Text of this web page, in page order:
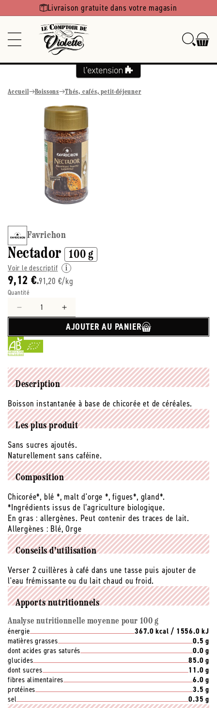
Ignorer et
passer au Livraison gratuite dans votre magasin
Accueil Boissons Thés, cafés, petit-déjeuner
informations
Favrichon
Nectador 100 g
Voir le descriptif
9,12 € 91,20 €/kg
Quantité
Réduire
de
Favrichon
-
Nectador
100
g
Augmenter
la
quantité
-
Nectador
100
g
AJOUTER AU PANIER
Description
Boisson instantanée à base de chicorée et de céréales.
Les plus produit
Sans sucres ajoutés.
Naturellement sans caféine.
Composition
Chicorée*, blé *, malt d'orge *, figues*, gland*.
*Ingrédients issus de l’agriculture biologique.
En gras : allergènes. Peut contenir des traces de lait.
Allergènes : Blé, Orge
Conseils d'utilisation
Verser 2 cuillères à café dans une tasse puis ajouter de
l'eau frémissante ou du lait chaud ou froid.
Apports nutritionnels
Analyse nutritionnelle moyenne pour 100 g
énergie
367.0 kcal / 1556.0 kJ
matières grasses
0.5 g
dont acides gras saturés
0.0 g
glucides
85.0 g
dont sucres
11.0 g
fibres alimentaires
6.0 g
protéines
3.5 g
sel
0.35 g